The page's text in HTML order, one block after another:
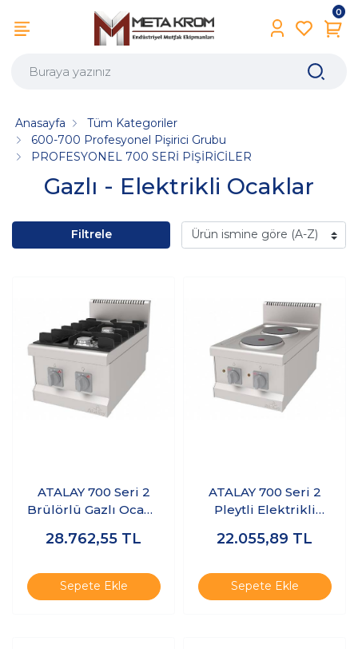
0
Gazlı - Elektrikli Ocaklar
Anasayfa
Tüm Kategoriler
600-700 Profesyonel Pişirici Grubu
PROFESYONEL 700 SERİ PİŞİRİCİLER
Filtrele
ATALAY 700 Seri 2
Brülörlü Gazlı Ocak -
28.762,55 TL
Sepete Ekle
ATALAY 700 Seri 2
Pleytli Elektrikli
40x70 cm
22.055,89 TL
Sepete Ekle